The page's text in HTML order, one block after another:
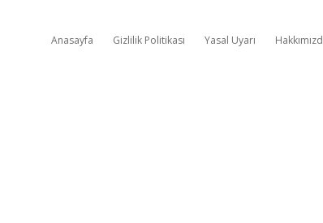
Anasayfa Gizlilik Politikası Yasal Uyarı